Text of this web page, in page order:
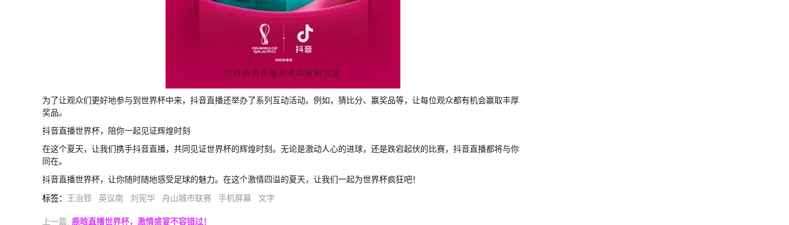
为了让观众们更好地参与到世界杯中来，抖音直播还举办了系列互动活动。例如，猜比分、赢奖品等，让每位观众都有机会赢取丰厚
奖品。
抖音直播世界杯，陪你一起见证辉煌时刻
在这个夏天，让我们携手抖音直播，共同见证世界杯的辉煌时刻。无论是激动人心的进球，还是跌宕起伏的比赛，抖音直播都将与你
同在。
抖音直播世界杯，让你随时随地感受足球的魅力。在这个激情四溢的夏天，让我们一起为世界杯疯狂吧！
标签： 王治郅 英议南 刘宪华 舟山城市联赛 手机屏幕 文字
上一篇: 鹿晗直播世界杯，激情盛宴不容错过！